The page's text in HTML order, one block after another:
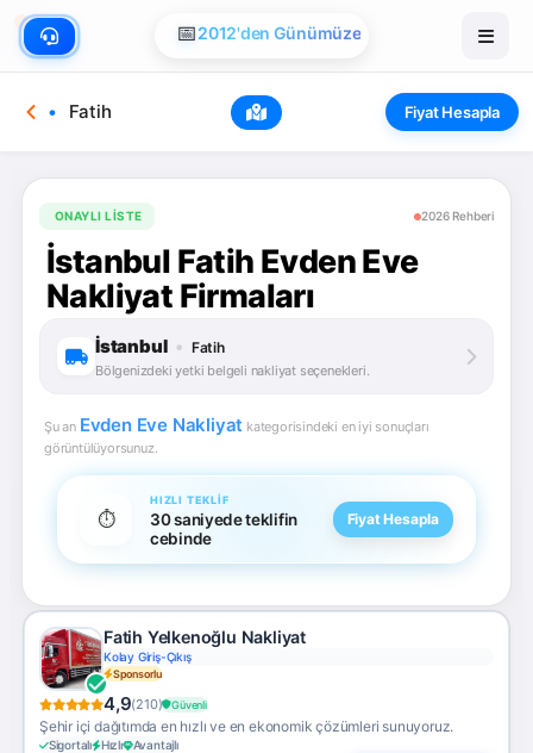
📅2012'den Günümüze
Fatih Fiyat Hesapla
ONAYLI LISTE 2026 Rehberi
İstanbul Fatih Evden Eve
Nakliyat Firmaları
İstanbul • Fatih
Bölgenizdeki yetki belgeli nakliyat seçenekleri.
Şu an Evden Eve Nakliyat kategorisindeki en iyi sonuçları
görüntülüyorsunuz.
⏱️
HIZLI TEKLIF
30 saniyede teklifin
cebinde
Fiyat Hesapla
Fatih Yelkenoğlu Nakliyat
Kolay Giriş-Çıkış
Sponsorlu
4,9(210) Güvenli
Şehir içi dağıtımda en hızlı ve en ekonomik çözümleri sunuyoruz.
Sigortalı Hızlı Avantajlı